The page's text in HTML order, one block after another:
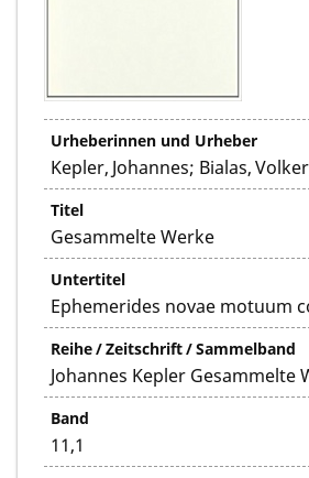
Urheberinnen und Urheber
Kepler, Johannes; Bialas,
Titel
Gesammelte Werke
Untertitel
Ephemerides novae motuum
Reihe / Zeitschrift / Sammelband
Johannes Kepler Gesammelte
Band
11,1